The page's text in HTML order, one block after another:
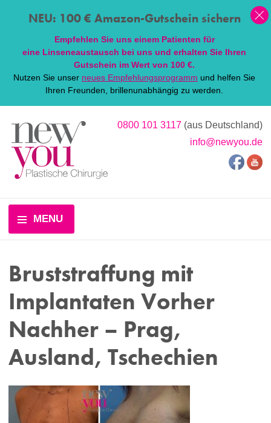
NEU: 100 € Amazon-Gutschein sichern
Empfehlen Sie uns einem Patienten für
eine Linseneaustausch bei uns und erhalten Sie Ihren
Gutschein im Wert von 100 €.
Nutzen Sie unser neues Empfehlungsprogramm und helfen Sie
Ihren Freunden, brillenunabhängig zu werden.
0800 101 3117 (aus Deutschland)
info@newyou.de
MENU
Bruststraffung mit
Implantaten Vorher
Nachher – Prag,
Ausland, Tschechien